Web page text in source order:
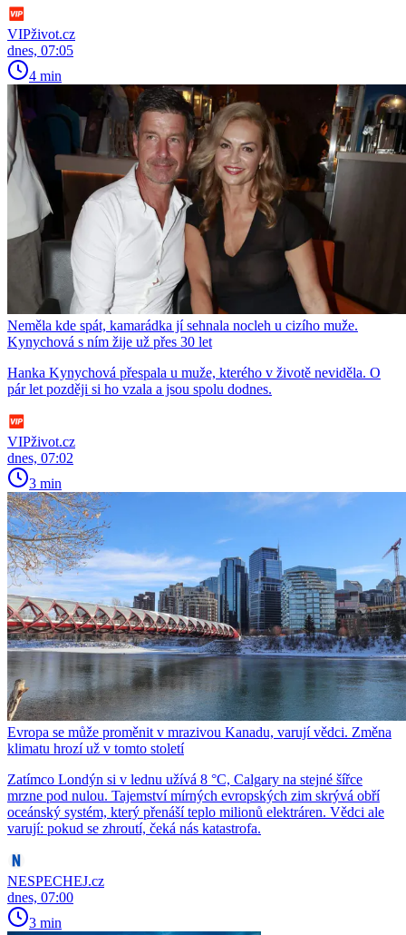
VIPživot.cz
dnes, 07:05
4 min
Neměla kde spát, kamarádka jí sehnala nocleh u cizího muže.
Kynychová s ním žije už přes 30 let
Hanka Kynychová přespala u muže, kterého v životě neviděla. O
pár let později si ho vzala a jsou spolu dodnes.
VIPživot.cz
dnes, 07:02
3 min
Evropa se může proměnit v mrazivou Kanadu, varují vědci. Změna
klimatu hrozí už v tomto století
Zatímco Londýn si v lednu užívá 8 °C, Calgary na stejné šířce
mrzne pod nulou. Tajemství mírných evropských zim skrývá obří
oceánský systém, který přenáší teplo milionů elektráren. Vědci ale
varují: pokud se zhroutí, čeká nás katastrofa.
NESPECHEJ.cz
dnes, 07:00
3 min